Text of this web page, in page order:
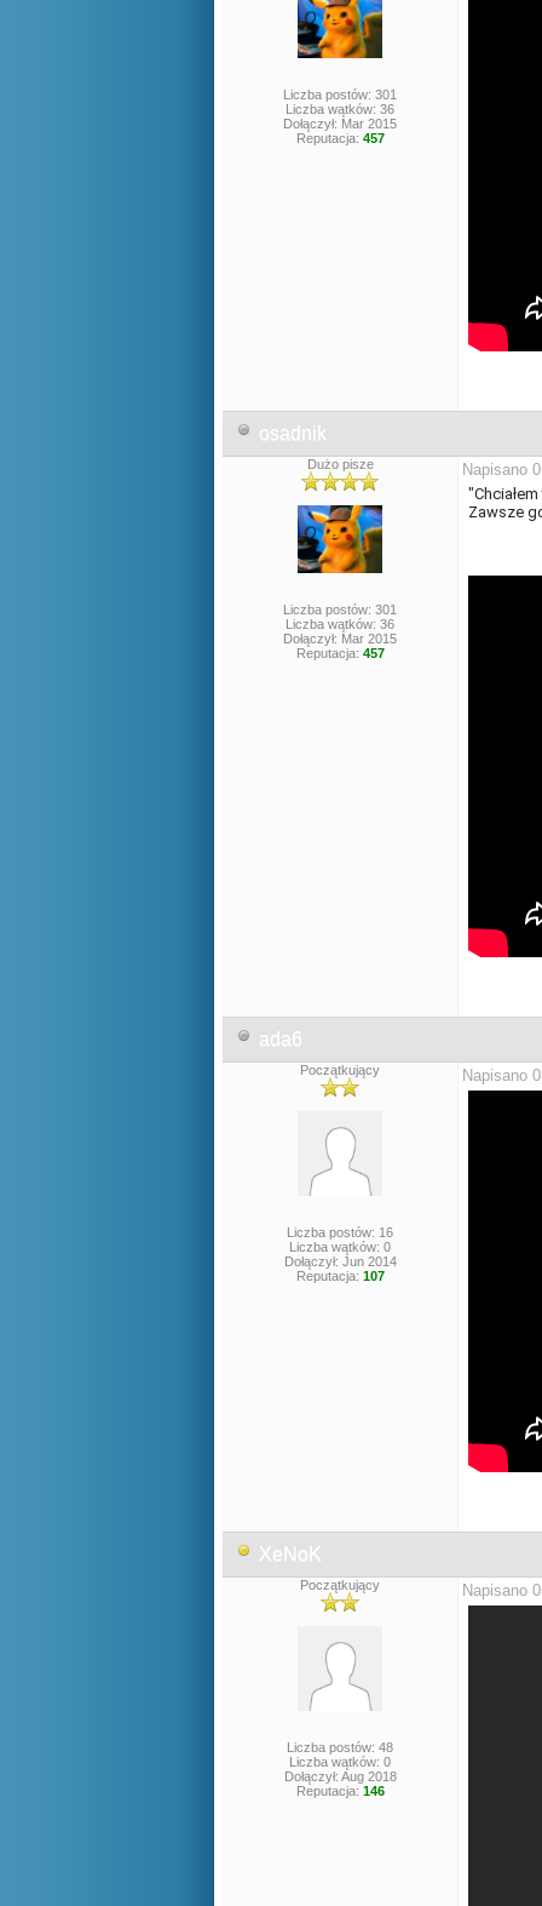
Liczba postów: 301
Liczba wątków: 36
Dołączył: Mar 2015
Reputacja: 457
osadnik
Dużo pisze
Liczba postów: 301
Liczba wątków: 36
Dołączył: Mar 2015
Reputacja: 457
Napisano
Zawsze
ada6
Początkujący
Liczba postów: 16
Liczba wątków: 0
Dołączył: Jun 2014
Reputacja: 107
Napisano
XeNoK
Początkujący
Liczba postów: 48
Liczba wątków: 0
Dołączył: Aug 2018
Reputacja: 146
Napisano